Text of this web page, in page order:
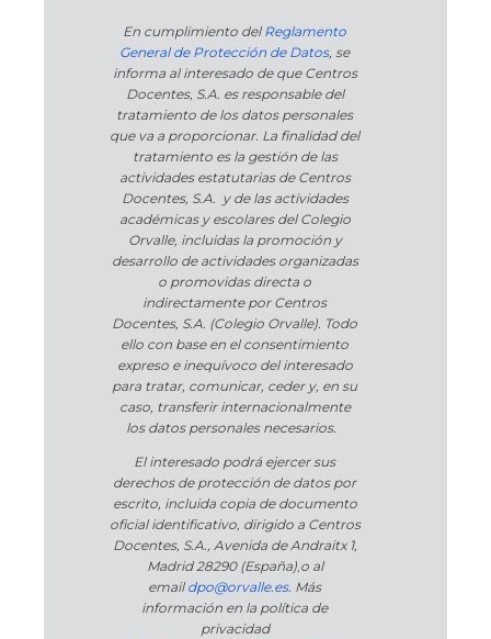
En cumplimiento delReglamento
General de Protección de Datos, se
informa al interesado de que Centros
Docentes, S.A. es responsable del
tratamiento de los datos personales
que va a proporcionar. La finalidad del
tratamiento es la gestión de las
actividades estatutarias de Centros
Docentes, S.A. y de las actividades
académicas y escolares del Colegio
Orvalle, incluidas la promoción y
desarrollo de actividades organizadas
o promovidas directa o
indirectamente por Centros
Docentes, S.A. (Colegio Orvalle). Todo
ello con base en el consentimiento
expreso e inequívoco del interesado
para tratar, comunicar, ceder y, en su
caso, transferir internacionalmente
los datos personales necesarios.
El interesado podrá ejercer sus
derechos de protección de datos por
escrito, incluida copia de documento
oficial identificativo, dirigido a Centros
Docentes, S.A., Avenida de Andraitx 1,
Madrid 28290 (España),o al
emaildpo@orvalle.es. Más
información en la política de
privacidad